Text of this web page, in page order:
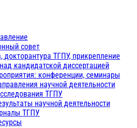
совет
докторантура ТГПУ, прикрепление
кандидатской диссертацией
конференции, семинары
научной деятельности
ТГПУ
научной деятельности
ТГПУ